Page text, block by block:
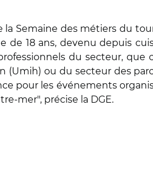
Semaine des métiers du
de 18 ans, devenu depuis
du secteur, que
(Umih) ou du secteur des
pour les événements
mer", précise la DGE.